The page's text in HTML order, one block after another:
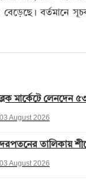
বর্তমানে
মার্কেটে লেনদেন
August 2026
তালিকায়
03 August 2026